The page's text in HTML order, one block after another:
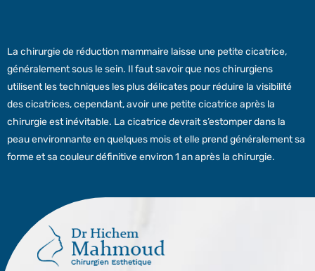
La chirurgie de réduction mammaire laisse une petite cicatrice,
généralement sous le sein. Il faut savoir que nos chirurgiens
utilisent les techniques les plus délicates pour réduire la visibilité
des cicatrices, cependant, avoir une petite cicatrice après la
chirurgie est inévitable. La cicatrice devrait s’estomper dans la
peau environnante en quelques mois et elle prend généralement sa
forme et sa couleur définitive environ 1 an après la chirurgie.